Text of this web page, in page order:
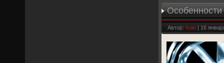
Особенности
Автор: Ivan | 16